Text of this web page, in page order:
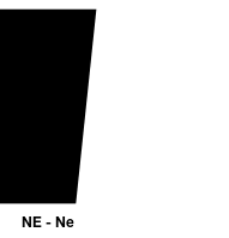
NE - Nero opaco